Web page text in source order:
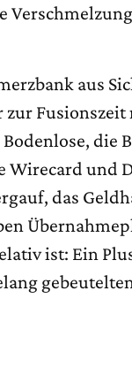
aus
zur
die
und
das
ist: Ein